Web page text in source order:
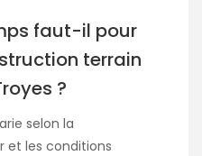
faut-il pour
terrain
?
selon la
et les conditions